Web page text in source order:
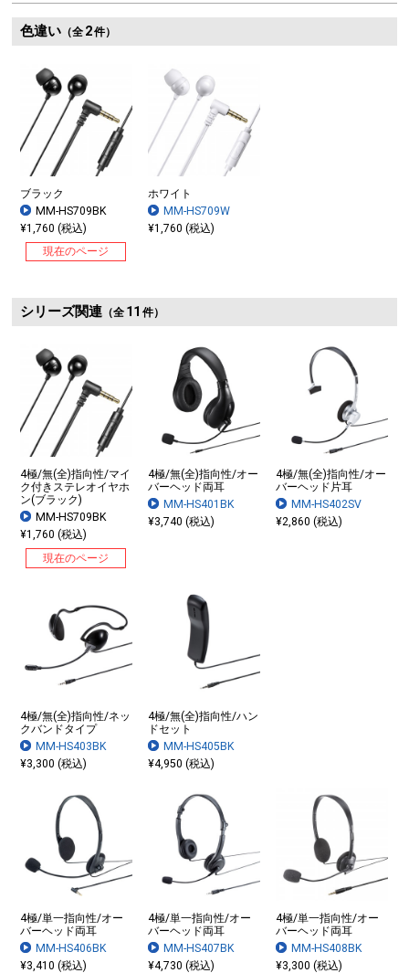
色違い（全 2件）
ブラック
MM-HS709BK
¥1,760 (税込)
現在のページ
ホワイト
MM-HS709W
¥1,760 (税込)
シリーズ関連（全 11 件）
4極/無(全)指向性/マイ
ク付きステレオイヤホ
ン(ブラック)
MM-HS709BK
¥1,760 (税込)
現在のページ
4極/無(全)指向性/オー
バーヘッド両耳
MM-HS401BK
¥3,740 (税込)
4極/無(全)指向性/オー
バーヘッド片耳
MM-HS402SV
¥2,860 (税込)
4極/無(全)指向性/ネッ
クバンドタイプ
MM-HS403BK
¥3,300 (税込)
4極/無(全)指向性/ハン
ドセット
MM-HS405BK
¥4,950 (税込)
4極/単一指向性/オー
バーヘッド両耳
MM-HS406BK
¥3,410 (税込)
4極/単一指向性/オー
バーヘッド両耳
MM-HS407BK
¥4,730 (税込)
4極/単一指向性/オー
バーヘッド両耳
MM-HS408BK
¥3,300 (税込)